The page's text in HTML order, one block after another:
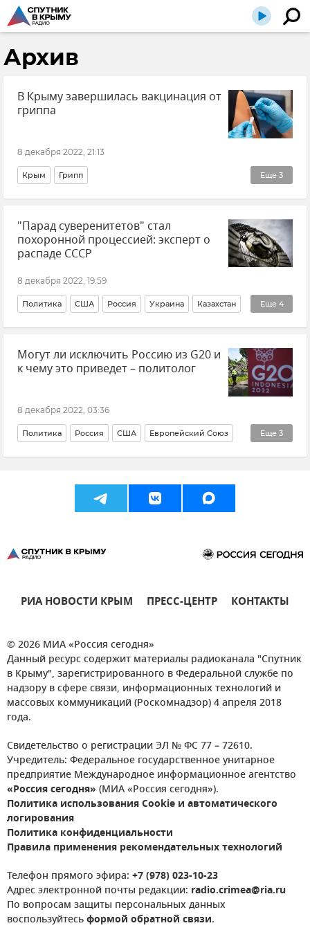
Архив
В Крыму завершилась вакцинация от
гриппа
8 декабря 2022, 21:13
Еще 3
Крым Грипп
Здравоохранение в Крыму и Севастополе
Общество Новости Крыма
"Парад суверенитетов" стал
похоронной процессией: эксперт о
распаде СССР
8 декабря 2022, 19:59
Еще 4
Политика США Россия Украина Казахстан
Экономика Общество Наталья Киселева
Мнения
Могут ли исключить Россию из G20 и
к чему это приведет – политолог
8 декабря 2022, 03:36
Еще 3
Политика Россия США Европейский Союз
Индия Китай НАТО
РИА НОВОСТИ КРЫМ ПРЕСС-ЦЕНТР КОНТАКТЫ
© 2026 МИА «Россия сегодня»
Данный ресурс содержит материалы радиоканала "Спутник
в Крыму", зарегистрированного в Федеральной службе по
надзору в сфере связи, информационных технологий и
массовых коммуникаций (Роскомнадзор) 4 апреля 2018
года.
Свидетельство о регистрации ЭЛ № ФС 77 – 72610.
Учредитель: Федеральное государственное унитарное
предприятие Международное информационное агентство
«Россия сегодня» (МИА «Россия сегодня»).
Политика использования Cookie и автоматического
логирования
Политика конфиденциальности
Правила применения рекомендательных технологий
Телефон прямого эфира: +7 (978) 023-10-23
Адрес электронной почты редакции: radio.crimea@ria.ru
По вопросам защиты персональных данных
воспользуйтесьформой обратной связи.